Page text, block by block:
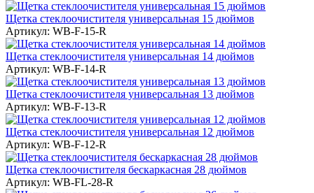
Щетка стеклоочистителя универсальная 15 дюймов
Артикул: WB-F-15-R
Щетка стеклоочистителя универсальная 14 дюймов
Артикул: WB-F-14-R
Щетка стеклоочистителя универсальная 13 дюймов
Артикул: WB-F-13-R
Щетка стеклоочистителя универсальная 12 дюймов
Артикул: WB-F-12-R
Щетка стеклоочистителя бескаркасная 28 дюймов
Артикул: WB-FL-28-R